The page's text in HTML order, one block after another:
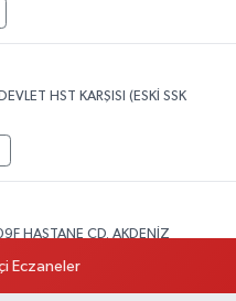
HST KARŞISI (ESKİ SSK
HASTANE CD. AKDENİZ
Eczaneler